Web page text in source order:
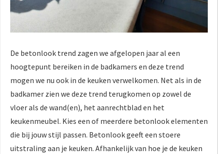
De betonlook trend zagen we afgelopen jaar al een
hoogtepunt bereiken in de badkamers en deze trend
mogen we nu ook in de keuken verwelkomen. Net als in de
badkamer zien we deze trend terugkomen op zowel de
vloer als de wand(en), het aanrechtblad en het
keukenmeubel. Kies een of meerdere betonlook elementen
die bij jouw stijl passen. Betonlook geeft een stoere
uitstraling aan je keuken. Afhankelijk van hoe je de keuken